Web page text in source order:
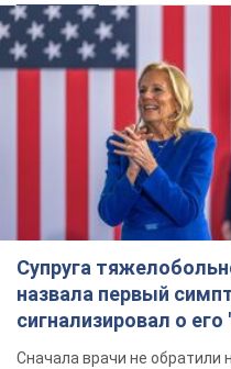
Супруга
назвала первый
сигнализировал о
Сначала врачи не обратили